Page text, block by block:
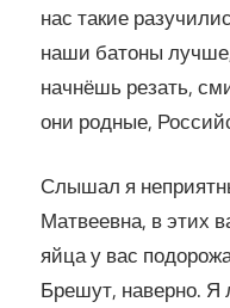
нас такие
наши батоны
начнёшь резать,
они родные,
Слышал я
Матвеевна, в этих
яйца у вас
Брешут, наверно. Я